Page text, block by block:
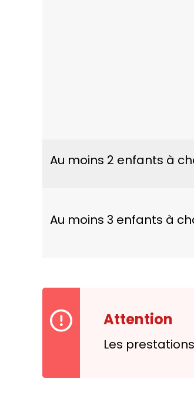
Au moins 2 enfants à
Au moins 3 enfants à
Attention
Les